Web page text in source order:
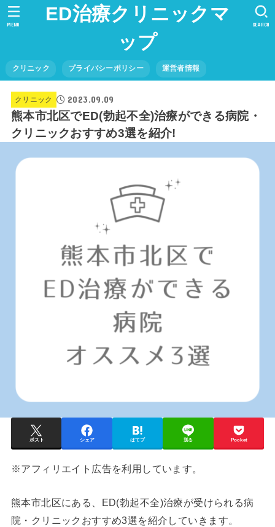
ED治療クリニックマ
ップ
クリニック プライバシーポリシー 運営者情報
SEARCH
MENU
クリニック 2023.09.09
熊本市北区でED(勃起不全)治療ができる病院・
クリニックおすすめ3選を紹介!
ポスト シェア はてブ 送る Pocket
※アフィリエイト広告を利用しています。
熊本市北区にある、ED(勃起不全)治療が受けられる病
院・クリニックおすすめ3選を紹介していきます。